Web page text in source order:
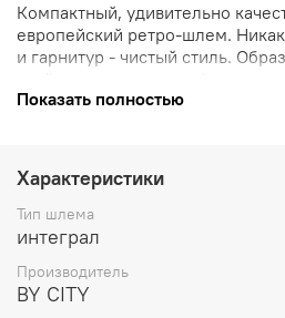
Компактный, удивительно
европейский ретро-шлем.
и гарнитур - чистый стиль.
классика.
Показать полностью
Характеристики
Тип шлема
интеграл
Производитель
BY CITY